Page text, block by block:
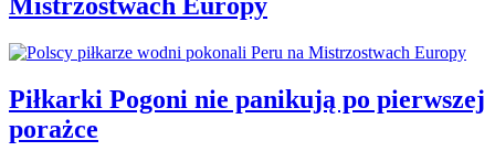
Piłkarki Pogoni nie panikują po pierwszej
porażce